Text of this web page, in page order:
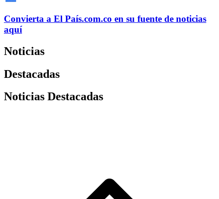
Convierta a El País.com.co en su fuente de noticias
aquí
Noticias
Destacadas
Noticias Destacadas